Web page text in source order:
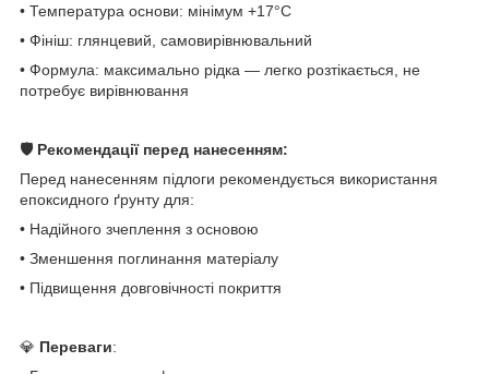
• Температура основи: мінімум +17°C
• Фініш: глянцевий, самовирівнювальний
• Формула: максимально рідка — легко розтікається, не
потребує вирівнювання
🛡️ Рекомендації перед нанесенням:
Перед нанесенням підлоги рекомендується використання
епоксидного ґрунту для:
• Надійного зчеплення з основою
• Зменшення поглинання матеріалу
• Підвищення довговічності покриття
💎 Переваги: